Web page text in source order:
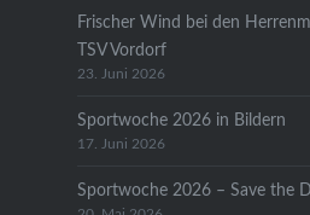
Frischer Wind bei den
TSV Vordorf
23. Juni 2026
Sportwoche 2026 in Bildern
17. Juni 2026
Sportwoche 2026 – Save the